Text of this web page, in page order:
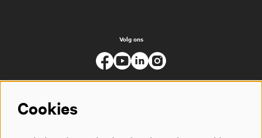
Volg ons
Cookies